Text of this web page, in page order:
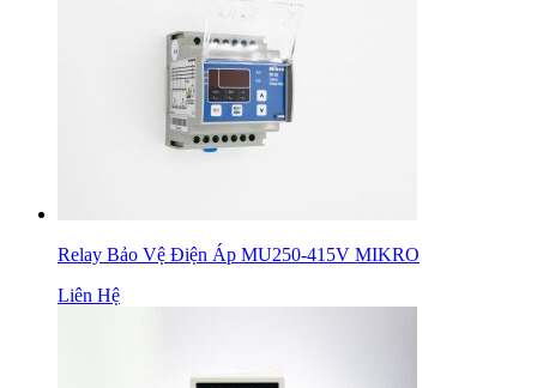
Relay Bảo Vệ Điện Áp MU250-415V MIKRO
Liên Hệ